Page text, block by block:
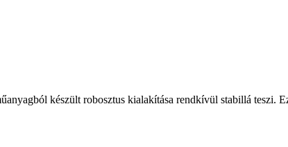
készült robosztus kialakítása rendkívül stabillá teszi.